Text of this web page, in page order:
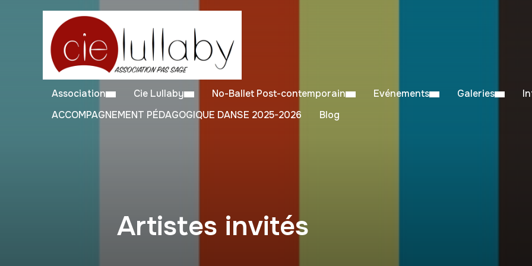
Association Cie Lullaby No-Ballet Post-contemporain Evénements Galeries
ACCOMPAGNEMENT PÉDAGOGIQUE DANSE 2025-2026
Blog
Artistes invités